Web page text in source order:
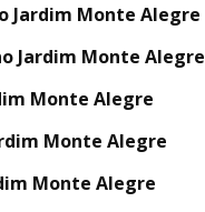
Jardim Monte Alegre
Jardim Monte Alegre
Monte Alegre
Monte Alegre
Monte Alegre